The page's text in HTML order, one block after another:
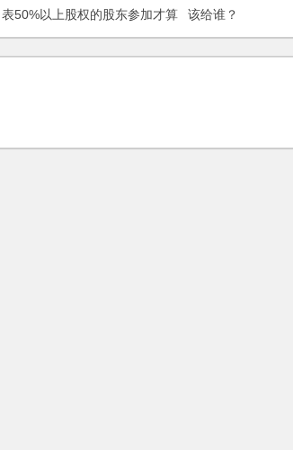
表50%以上股权的股东参加才算
有效？
该给谁？